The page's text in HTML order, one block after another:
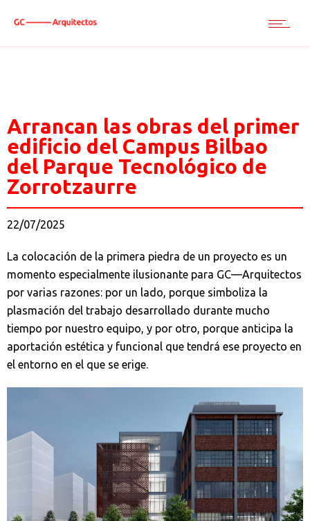
Arrancan las obras del primer
edificio del Campus Bilbao
del Parque Tecnológico de
Zorrotzaurre
22/07/2025
La colocación de la primera piedra de un proyecto es un
momento especialmente ilusionante para GC—Arquitectos
por varias razones: por un lado, porque simboliza la
plasmación del trabajo desarrollado durante mucho
tiempo por nuestro equipo, y por otro, porque anticipa la
aportación estética y funcional que tendrá ese proyecto en
el entorno en el que se erige.